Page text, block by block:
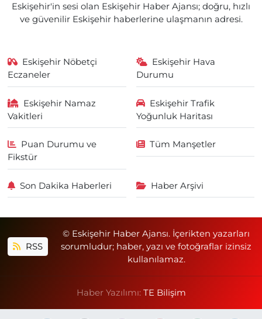
Eskişehir'in sesi olan Eskişehir Haber Ajansı; doğru, hızlı
ve güvenilir Eskişehir haberlerine ulaşmanın adresi.
Eskişehir Nöbetçi
Eczaneler
Eskişehir Hava
Durumu
Eskişehir Namaz
Vakitleri
Eskişehir Trafik
Yoğunluk Haritası
Puan Durumu ve
Fikstür
Tüm Manşetler
Son Dakika Haberleri Haber Arşivi
RSS
© Eskişehir Haber Ajansı. İçerikten yazarları
sorumludur; haber, yazı ve fotoğraflar izinsiz
kullanılamaz.
Haber Yazılımı: TE Bilişim